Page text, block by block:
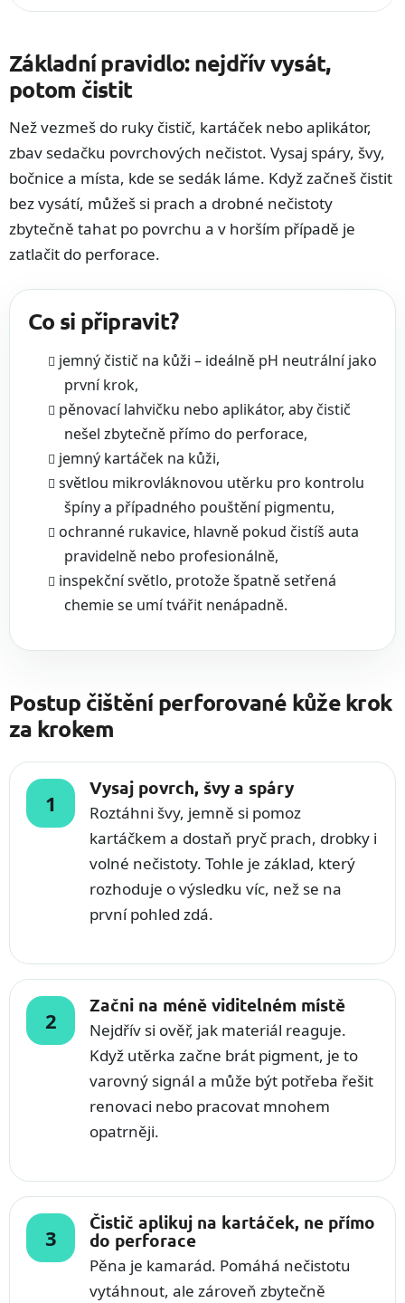
Základní pravidlo: nejdřív vysát,
potom čistit
Než vezmeš do ruky čistič, kartáček nebo aplikátor,
zbav sedačku povrchových nečistot. Vysaj spáry, švy,
bočnice a místa, kde se sedák láme. Když začneš čistit
bez vysátí, můžeš si prach a drobné nečistoty
zbytečně tahat po povrchu a v horším případě je
zatlačit do perforace.
Co si připravit?
jemný čistič na kůži – ideálně pH neutrální jako
první krok,
pěnovací lahvičku nebo aplikátor, aby čistič
nešel zbytečně přímo do perforace,
jemný kartáček na kůži,
světlou mikrovláknovou utěrku pro kontrolu
špíny a případného pouštění pigmentu,
ochranné rukavice, hlavně pokud čistíš auta
pravidelně nebo profesionálně,
inspekční světlo, protože špatně setřená
chemie se umí tvářit nenápadně.
Postup čištění perforované kůže krok
za krokem
Vysaj povrch, švy a spáry
Roztáhni švy, jemně si pomoz
kartáčkem a dostaň pryč prach, drobky i
volné nečistoty. Tohle je základ, který
rozhoduje o výsledku víc, než se na
první pohled zdá.
Začni na méně viditelném místě
Nejdřív si ověř, jak materiál reaguje.
Když utěrka začne brát pigment, je to
varovný signál a může být potřeba řešit
renovaci nebo pracovat mnohem
opatrněji.
Čistič aplikuj na kartáček, ne přímo
do perforace
Pěna je kamarád. Pomáhá nečistotu
vytáhnout, ale zároveň zbytečně